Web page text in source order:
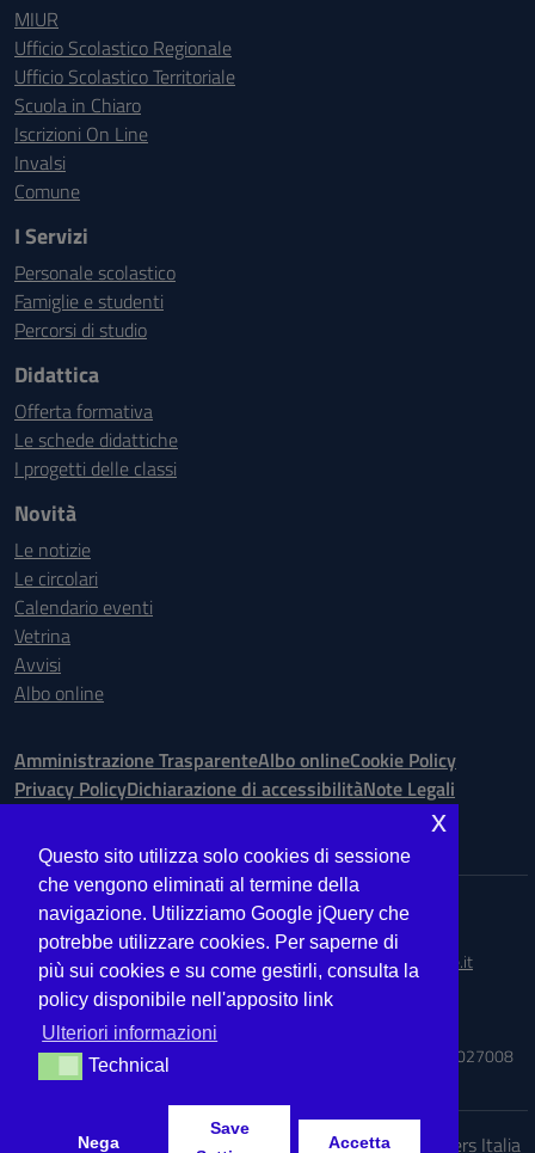
MIUR
Ufficio Scolastico Regionale
Ufficio Scolastico Territoriale
Scuola in Chiaro
Iscrizioni On Line
Invalsi
Comune
I Servizi
Personale scolastico
Famiglie e studenti
Percorsi di studio
Didattica
Offerta formativa
Le schede didattiche
I progetti delle classi
Novità
Le notizie
Le circolari
Calendario eventi
Vetrina
Avvisi
Albo online
Amministrazione TrasparenteAlbo onlineCookie Policy
Privacy PolicyDichiarazione di accessibilitàNote Legali
Indirizzo:Via Ugo Bassi is. 148 n. 73 - 98123 Messina
Centralino:090.9012763 Email:MEIS027008@istruzione.it
Posta elettronica certificata (PEC): meis027008@pec.istruzione.it
Codice fiscale: 03224560833
Codice meccanografico:MEIS027008
Codice Indice delle Pubbliche Amministrazioni (IPA): ISTSC_MEIS027008
Idea e progetto di Designers Italia
Questo sito utilizza solo cookies di sessione
che vengono eliminati al termine della
navigazione. Utilizziamo Google jQuery che
potrebbe utilizzare cookies. Per saperne di
più sui cookies e su come gestirli, consulta la
policy disponibile nell'apposito link
Ulteriori informazioni
TechnicalTechnical
Nega
Save
Accetta
x